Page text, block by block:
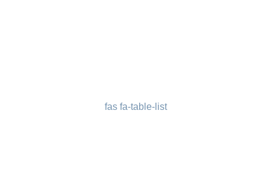
fas fa-table-list